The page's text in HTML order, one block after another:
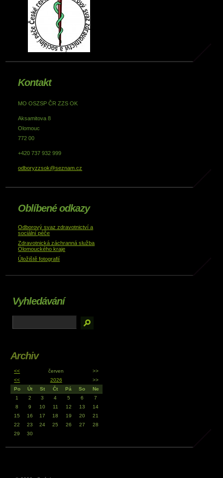
Kontakt
MO OSZSP ČR ZZS OK
Aksamitova 8
Olomouc
772 00
+420 737 932 999
odboryzzsok@seznam.cz
Oblíbené odkazy
Odborový svaz zdravotnictví a
sociální péče
Zdravotnická záchranná služba
Olomouckého kraje
Úložiště fotografií
Vyhledávání
Archiv
<< červen
>>
<<
2026
>>
Po
Út St Čt Pá So
Ne
1
2 3 4 5 6
7
8
9 10 11 12 13
14
15
16 17 18 19 20
21
22
23 24 25 26 27
28
29
30